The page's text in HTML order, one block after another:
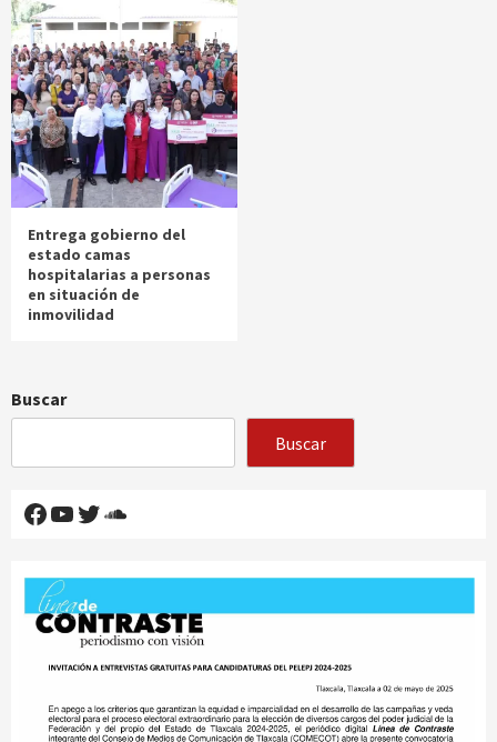
Entrega gobierno del
estado camas
hospitalarias a personas
en situación de
inmovilidad
Buscar
Buscar
Facebook
YouTube
Twitter
SoundCloud